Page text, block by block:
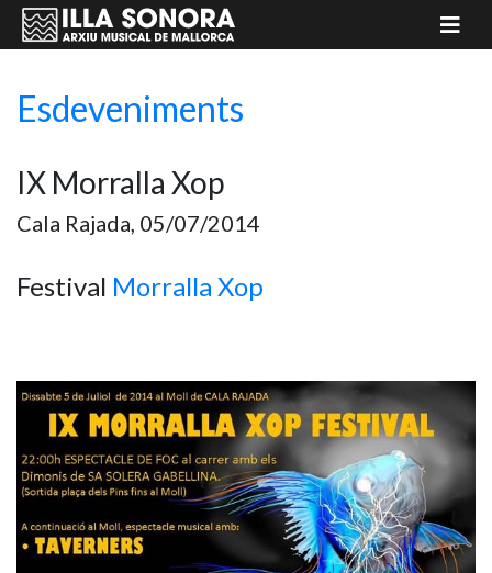
Esdeveniments
IX Morralla Xop
Cala Rajada, 05/07/2014
Festival Morralla Xop